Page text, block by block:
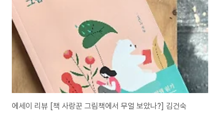
에세이 리뷰 [책 사랑꾼 그림책에서 무얼 보았나?] 김건숙